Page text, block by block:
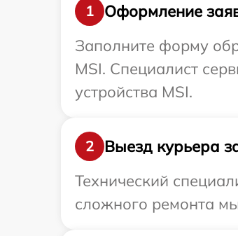
1
Оформление
Заполните форму
MSI. Специалист
устройства MSI.
2
Выезд курьера
Технический
сложного ремонта